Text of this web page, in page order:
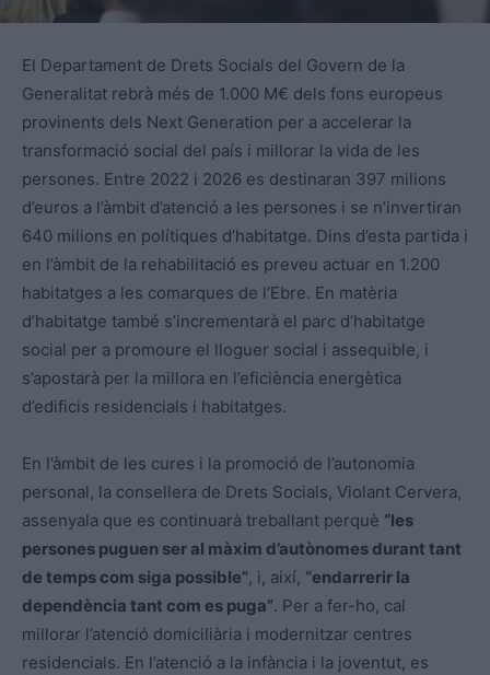
El Departament de Drets Socials del Govern de la
Generalitat rebrà més de 1.000 M€ dels fons europeus
provinents dels Next Generation per a accelerar la
transformació social del país i millorar la vida de les
persones. Entre 2022 i 2026 es destinaran 397 milions
d’euros a l’àmbit d’atenció a les persones i se n’invertiran
640 milions en polítiques d’habitatge. Dins d’esta partida i
en l’àmbit de la rehabilitació es preveu actuar en 1.200
habitatges a les comarques de l’Ebre. En matèria
d’habitatge també s’incrementarà el parc d’habitatge
social per a promoure el lloguer social i assequible, i
s’apostarà per la millora en l’eficiència energètica
d’edificis residencials i habitatges.
En l’àmbit de les cures i la promoció de l’autonomia
personal, la consellera de Drets Socials, Violant Cervera,
assenyala que es continuarà treballant perquè “les
persones puguen ser al màxim d’autònomes durant tant
de temps com siga possible”, i, així, “endarrerir la
dependència tant com es puga”. Per a fer-ho, cal
millorar l’atenció domiciliària i modernitzar centres
residencials. En l’atenció a la infància i la joventut, es